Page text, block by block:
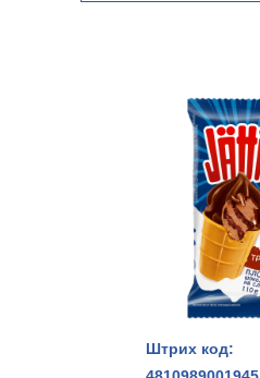
Штрих код: